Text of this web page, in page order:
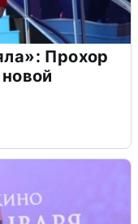
Прохор